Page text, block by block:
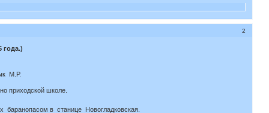
2
М.Р.
приходской школе.
баранопасом в станице Новогладковская.